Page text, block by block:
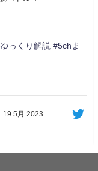
っくり解説 #5chま
19 5月 2023
初夏22･23春/異世
ダ編